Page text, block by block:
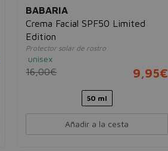
BABARIA
Crema Facial SPF50 Limited
Edition
Protector solar de rostro
unisex
16,00€ 9,95€
50 ml
Añadir a la cesta